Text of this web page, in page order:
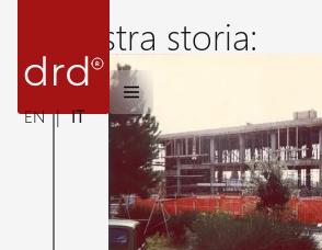
EN | IT
costruzioni di qualità, offrendo soluzioni
privati e professionisti, con un unico
attenzione ai dettagli.
La nostra storia: